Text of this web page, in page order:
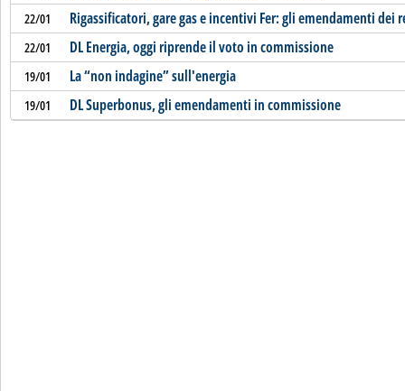
22/01 Rigassificatori, gare gas e incentivi Fer: gli emendamenti dei
22/01 DL Energia, oggi riprende il voto in commissione
19/01 La “non indagine” sull'energia
19/01 DL Superbonus, gli emendamenti in commissione